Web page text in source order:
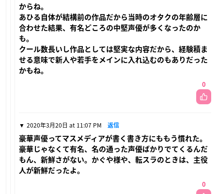
からね。
あひる自体が結構前の作品だから当時のオタクの年齢層に
合わせた結果、有名どころの中堅声優が多くなったのか
も。
クール数長いし作品としては堅実な内容だから、経験積ま
せる意味で新人や若手をメインに入れ込むのもありだった
かもね。
0
2020年3月20日 at 11:07 PM 返信
豪華声優ってマスメディアが書く書き方にももう慣れた。
豪華じゃなくて有名、名の通った声優ばかりでてくるんだ
もん、新鮮さがない。かぐや様や、転スラのときは、主役
人が新鮮だったよ。
0